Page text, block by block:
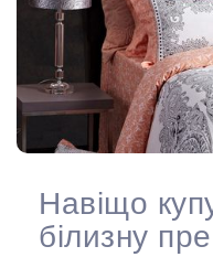
Навіщо
білизну